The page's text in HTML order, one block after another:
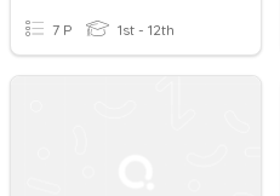
7 P 1st - 12th